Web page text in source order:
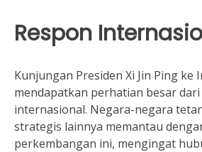
Respon
Kunjungan Presiden Xi Jin Ping ke
mendapatkan perhatian besar
internasional. Negara-negara
strategis lainnya memantau
perkembangan ini, mengingat